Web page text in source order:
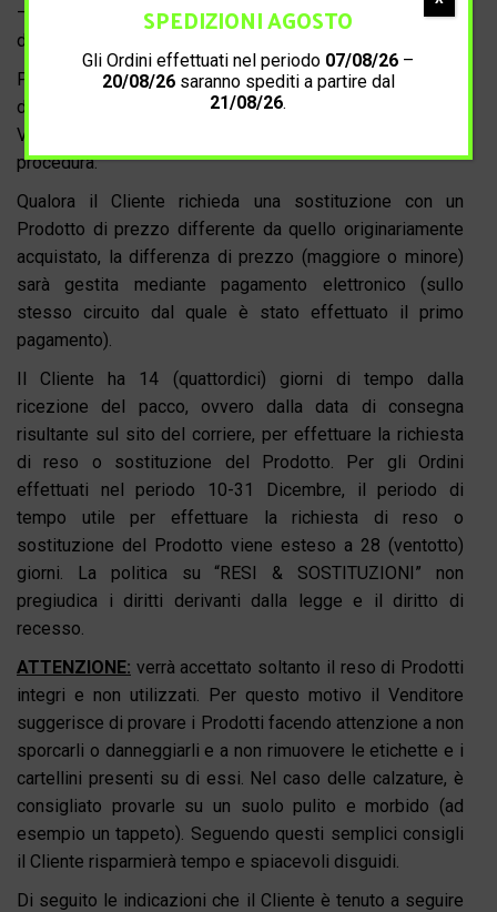
– Allegare il documento di consegna trovato all’interno
del pacco
Prima di essere effettuato, qualsiasi reso o sostituzione
dovrà essere concordato nelle sue modalità con il
Venditore tramite email, al fine di ottimizzare la
procedura.
Qualora il Cliente richieda una sostituzione con un
Prodotto di prezzo differente da quello originariamente
acquistato, la differenza di prezzo (maggiore o minore)
sarà gestita mediante pagamento elettronico (sullo
stesso circuito dal quale è stato effettuato il primo
pagamento).
Il Cliente ha 14 (quattordici) giorni di tempo dalla
ricezione del pacco, ovvero dalla data di consegna
risultante sul sito del corriere, per effettuare la richiesta
di reso o sostituzione del Prodotto. Per gli Ordini
effettuati nel periodo 10-31 Dicembre, il periodo di
tempo utile per effettuare la richiesta di reso o
sostituzione del Prodotto viene esteso a 28 (ventotto)
giorni. La politica su “RESI & SOSTITUZIONI” non
pregiudica i diritti derivanti dalla legge e il diritto di
recesso.
ATTENZIONE: verrà accettato soltanto il reso di Prodotti
integri e non utilizzati. Per questo motivo il Venditore
suggerisce di provare i Prodotti facendo attenzione a non
sporcarli o danneggiarli e a non rimuovere le etichette e i
cartellini presenti su di essi. Nel caso delle calzature, è
consigliato provarle su un suolo pulito e morbido (ad
esempio un tappeto). Seguendo questi semplici consigli
il Cliente risparmierà tempo e spiacevoli disguidi.
Di seguito le indicazioni che il Cliente è tenuto a seguire
SPEDIZIONI AGOSTO
Gli Ordini effettuati nel periodo 07/08/26 –
20/08/26saranno spediti a partire dal
21/08/26.